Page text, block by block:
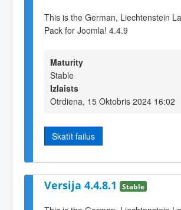
This is the German, Liechtenstein
Pack for Joomla! 4.4.9
Maturity
Stable
Izlaists
Otrdiena, 15 Oktobris 2024 16:02
Skatīt failus
Versija 4.4.8.1 Stable